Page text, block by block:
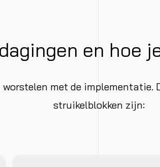
en hoe
worstelen met de implementatie.
struikelblokken zijn: